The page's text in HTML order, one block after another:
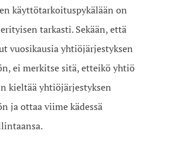
käyttötarkoituspykälään on
tarkasti. Sekään, että
vuosikausia yhtiöjärjestyksen
ei merkitse sitä, etteikö yhtiö
kieltää yhtiöjärjestyksen
ja ottaa viime kädessä